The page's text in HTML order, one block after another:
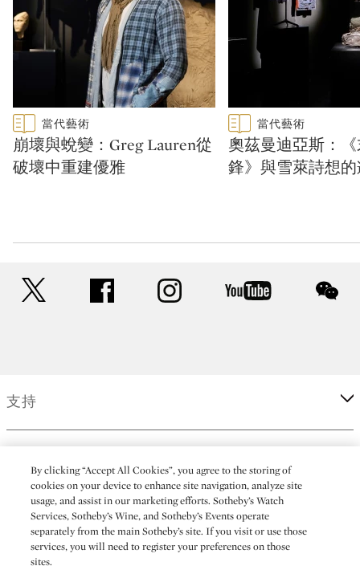
Type: featured
CATEGORY:當代藝術
崩壞與蛻變：Greg Lauren從
破壞中重建優雅
Type: featured
CATEGORY:當代藝術
奧茲曼迪亞斯：
鋒》與雪萊詩想
facebook instagram youtube
支持
更多
By clicking “Accept All Cookies”, you agree to the storing of
cookies on your device to enhance site navigation, analyze site
usage, and assist in our marketing efforts. Sotheby’s Watch
Services, Sotheby’s Wine, and Sotheby’s Events operate
separately from the main Sotheby’s site. If you visit or use those
services, you will need to register your preferences on those
sites.